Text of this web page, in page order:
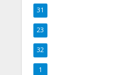
31
23
32
1